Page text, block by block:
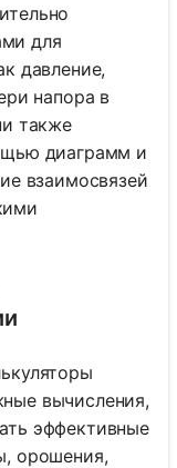
для
давление,
напора в
также
диаграмм и
взаимосвязей
вычисления,
эффективные
орошения,